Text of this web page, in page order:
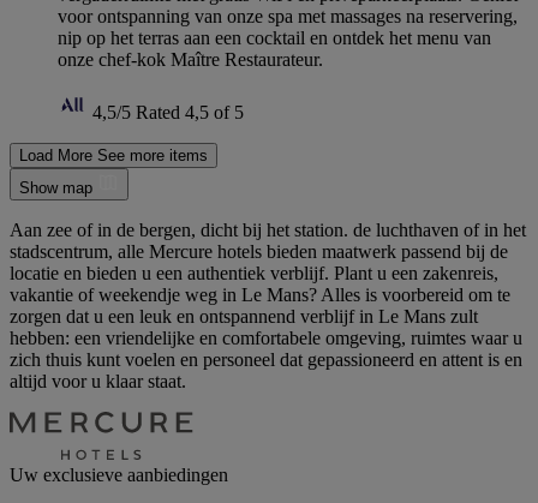
voor ontspanning van onze spa met massages na reservering,
nip op het terras aan een cocktail en ontdek het menu van
onze chef-kok Maître Restaurateur.
4,5/5 Rated 4,5 of 5
Load More See more items
Show map
Aan zee of in de bergen, dicht bij het station. de luchthaven of in het
stadscentrum, alle Mercure hotels bieden maatwerk passend bij de
locatie en bieden u een authentiek verblijf. Plant u een zakenreis,
vakantie of weekendje weg in Le Mans? Alles is voorbereid om te
zorgen dat u een leuk en ontspannend verblijf in Le Mans zult
hebben: een vriendelijke en comfortabele omgeving, ruimtes waar u
zich thuis kunt voelen en personeel dat gepassioneerd en attent is en
altijd voor u klaar staat.
Uw exclusieve aanbiedingen